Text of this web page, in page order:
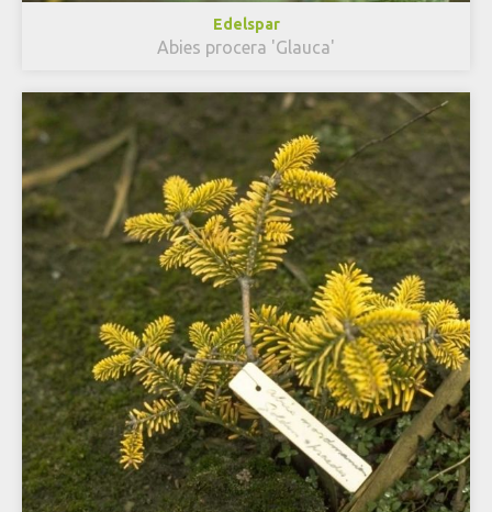
Edelspar
Abies procera 'Glauca'